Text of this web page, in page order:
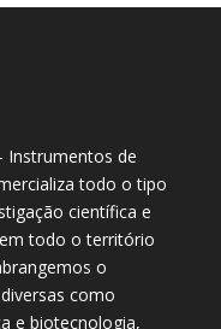
Instrumentos de
todo o tipo
científica e
todo o território
o
como
e biotecnologia,